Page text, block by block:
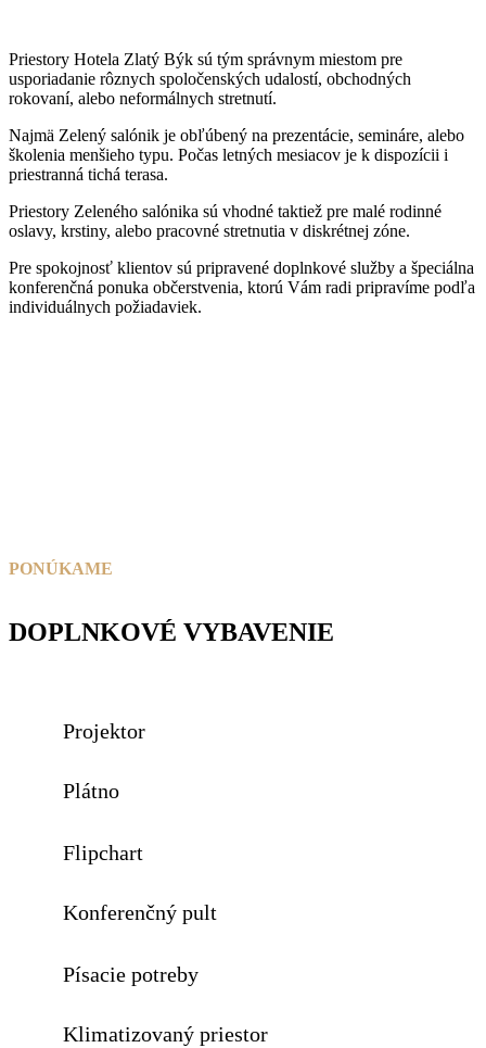
Priestory Hotela Zlatý Býk sú tým správnym miestom pre
usporiadanie rôznych spoločenských udalostí, obchodných
rokovaní, alebo neformálnych stretnutí.
Najmä Zelený salónik je obľúbený na prezentácie, semináre, alebo
školenia menšieho typu. Počas letných mesiacov je k dispozícii i
priestranná tichá terasa.
Priestory Zeleného salónika sú vhodné taktiež pre malé rodinné
oslavy, krstiny, alebo pracovné stretnutia v diskrétnej zóne.
Pre spokojnosť klientov sú pripravené doplnkové služby a špeciálna
konferenčná ponuka občerstvenia, ktorú Vám radi pripravíme podľa
individuálnych požiadaviek.
DOPLNKOVÉ VYBAVENIE
PONÚKAME
Projektor
Plátno
Flipchart
Konferenčný pult
Písacie potreby
Klimatizovaný priestor